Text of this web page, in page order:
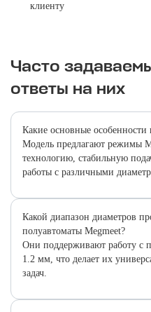
клиенту
Часто
ответы на них
Какие основные особенности
Модель предлагают режимы
технологию, стабильную
работы с различными
Какой диапазон диаметров
полуавтоматы Megmeet?
Они поддерживают работу с
1.2 мм, что делает их
задач.